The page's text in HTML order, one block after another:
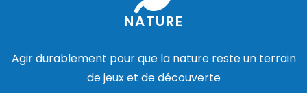
NATURE
Agir durablement pour que la nature reste un terrain
de jeux et de découverte